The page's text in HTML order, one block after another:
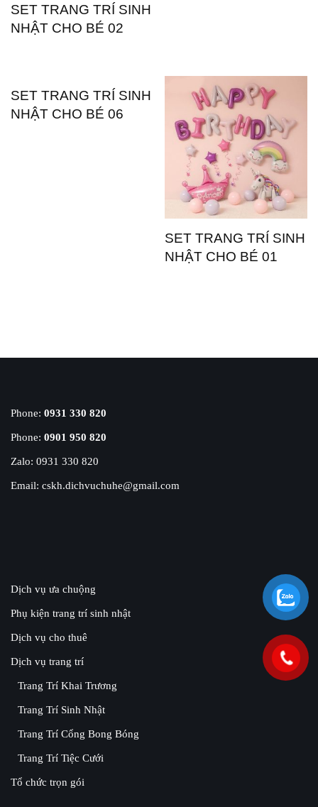
SET TRANG TRÍ SINH
NHẬT CHO BÉ 02
SET TRANG TRÍ SINH
NHẬT CHO BÉ 06
SET TRANG TRÍ SINH
NHẬT CHO BÉ 01
Phone: 0931 330 820
Phone: 0901 950 820
Zalo: 0931 330 820
Email: cskh.dichvuchuhe@gmail.com
Dịch vụ ưa chuộng
Phụ kiện trang trí sinh nhật
Dịch vụ cho thuê
Dịch vụ trang trí
Trang Trí Khai Trương
Trang Trí Sinh Nhật
Trang Trí Cổng Bong Bóng
Trang Trí Tiệc Cưới
Tổ chức trọn gói